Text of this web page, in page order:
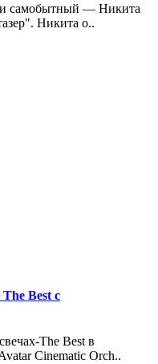
и самобытный — Никита
Никита о..
Best с
The Best в
Cinematic Orch..